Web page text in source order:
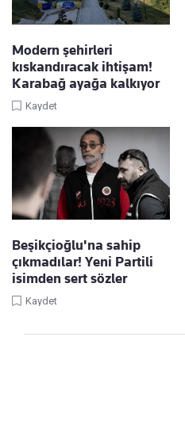
Modern şehirleri
kıskandıracak ihtişam!
Karabağ ayağa kalkıyor
Kaydet
Beşikçioğlu'na sahip
çıkmadılar! Yeni Partili
isimden sert sözler
Kaydet